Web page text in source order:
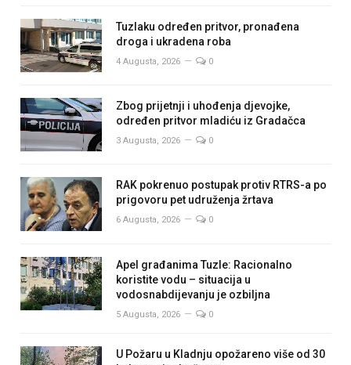
Tuzlaku određen pritvor, pronađena
droga i ukradena roba
4 Augusta, 2026 0
Zbog prijetnji i uhođenja djevojke,
određen pritvor mladiću iz Gradačca
3 Augusta, 2026 0
RAK pokrenuo postupak protiv RTRS-a po
prigovoru pet udruženja žrtava
6 Augusta, 2026 0
Apel građanima Tuzle: Racionalno
koristite vodu – situacija u
vodosnabdijevanju je ozbiljna
5 Augusta, 2026 0
U Požaru u Kladnju opožareno više od 30